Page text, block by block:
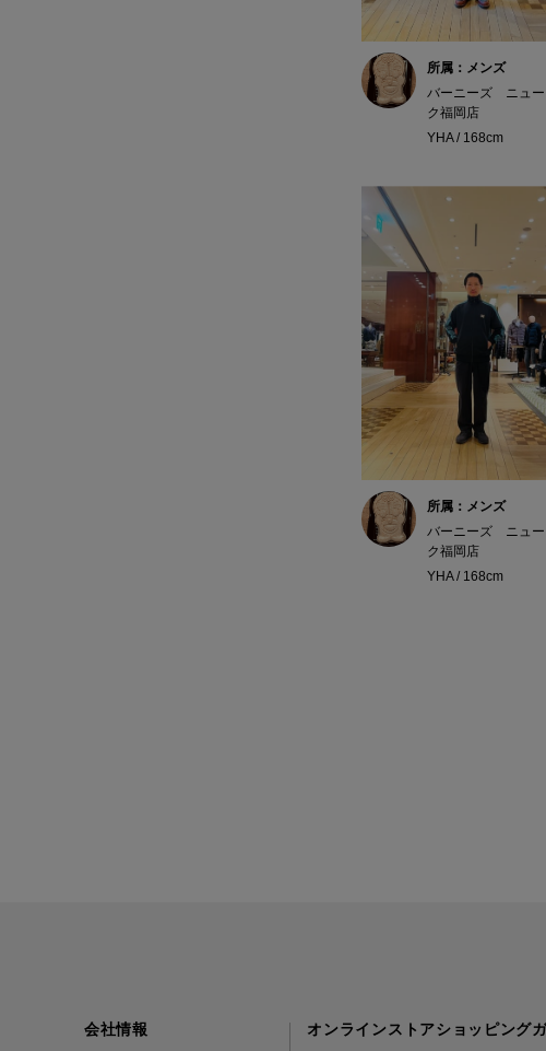
所属：メンズ
バーニーズ ニュー
ク福岡店
YHA / 168cm
所属：メンズ
バーニーズ ニュー
ク福岡店
YHA / 168cm
会社情報 オンラインストアショッピング